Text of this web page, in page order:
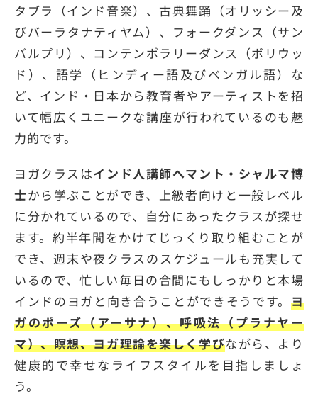
タブラ（インド音楽）、古典舞踊（オリッシー及
びバーラタナティヤム）、フォークダンス（サン
バルプリ）、コンテンポラリーダンス（ボリウッ
ド）、語学（ヒンディー語及びベンガル語）な
ど、インド・日本から教育者やアーティストを招
いて幅広くユニークな講座が行われているのも魅
力的です。
ヨガクラスはインド人講師へマント・シャルマ博
士から学ぶことができ、上級者向けと一般レベル
に分かれているので、自分にあったクラスが探せ
ます。約半年間をかけてじっくり取り組むことが
でき、週末や夜クラスのスケジュールも充実して
いるので、忙しい毎日の合間にもしっかりと本場
インドのヨガと向き合うことができそうです。 ヨ
ガのポーズ（アーサナ）、呼吸法（プラナヤー
マ）、瞑想、ヨガ理論を楽しく学びながら、より
健康的で幸せなライフスタイルを目指しましょ
う。